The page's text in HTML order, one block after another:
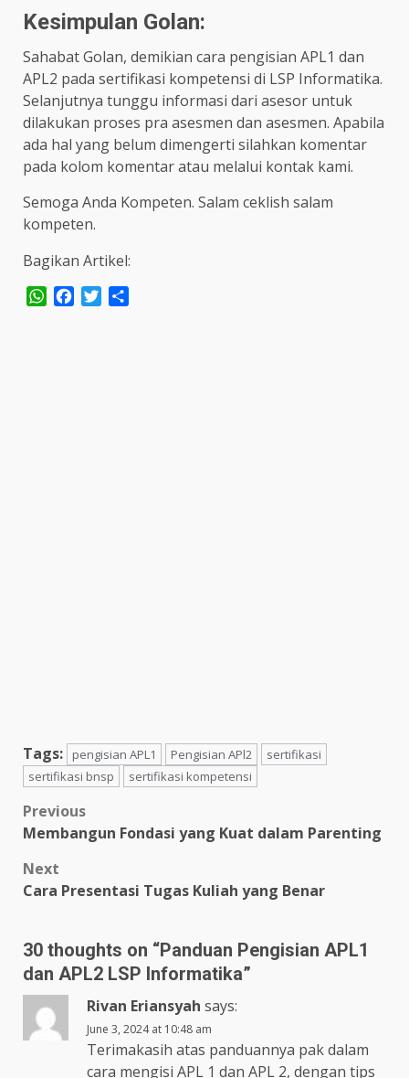
Kesimpulan Golan:
Sahabat Golan, demikian cara pengisian APL1 dan
APL2 pada sertifikasi kompetensi di LSP Informatika.
Selanjutnya tunggu informasi dari asesor untuk
dilakukan proses pra asesmen dan asesmen. Apabila
ada hal yang belum dimengerti silahkan komentar
pada kolom komentar atau melalui kontak kami.
Semoga Anda Kompeten. Salam ceklish salam
kompeten.
Bagikan Artikel:
WhatsApp
Facebook
Twitter
Tags: pengisian APL1 Pengisian APl2
sertifikasi
sertifikasi bnsp
sertifikasi kompetensi
Post
navigation
Previous
Membangun Fondasi yang Kuat dalam Parenting
Next
Cara Presentasi Tugas Kuliah yang Benar
30 thoughts on “Panduan Pengisian APL1
dan APL2 LSP Informatika”
Rivan Eriansyah says:
June 3, 2024 at 10:48 am
Terimakasih atas panduannya pak dalam
cara mengisi APL 1 dan APL 2, dengan tips